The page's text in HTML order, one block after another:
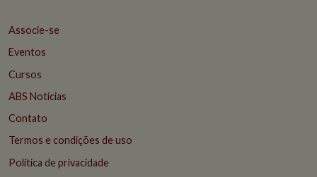
Associe-se
Eventos
Cursos
ABS Notícias
Contato
Termos e condições de uso
Política de privacidade